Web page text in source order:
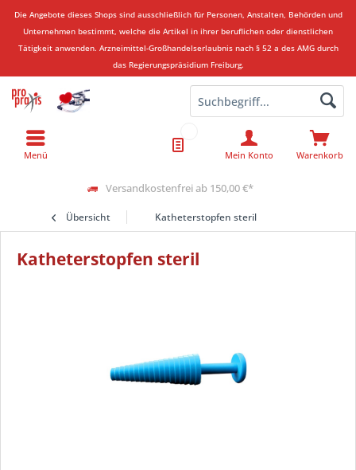
Die Angebote dieses Shops sind ausschließlich für Personen, Anstalten, Behörden und
Unternehmen bestimmt, welche die Artikel in ihrer beruflichen oder dienstlichen
Tätigkeit anwenden. Arzneimittel-Großhandelserlaubnis nach § 52 a des AMG durch
das Regierungspräsidium Freiburg.
Versandkostenfrei ab 150,00 €*
Warenkorb
Mein Konto
Menü
Übersicht Katheterstopfen steril
Katheterstopfen steril